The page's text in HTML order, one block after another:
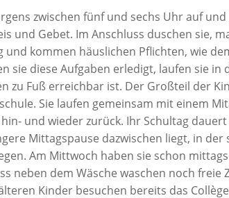
zwischen fünf und sechs Uhr auf
und Gebet. Im Anschluss duschen sie,
und kommen häuslichen Pflichten, wie
sie diese Aufgaben erledigt, laufen sie in
zu Fuß erreichbar ist. Der Großteil der
Sie laufen gemeinsam mit einem
und wieder zurück. Ihr Schultag dauert
Mittagspause dazwischen liegt, in der
Am Mittwoch haben sie schon mittags
neben dem Wäsche waschen noch freie
Kinder besuchen bereits das